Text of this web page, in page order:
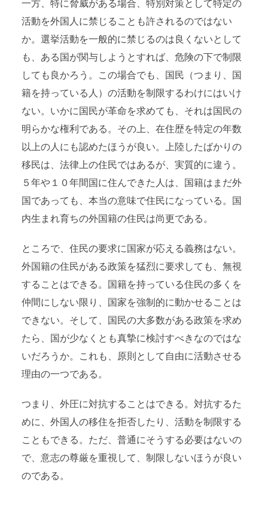
一方、特に脅威がある場合、特別対策として特定の
活動を外国人に禁じることも許されるのではない
か。選挙活動を一般的に禁じるのは良くないとして
も、ある国が関与しようとすれば、危険の下で制限
しても良かろう。この場合でも、国民（つまり、国
籍を持っている人）の活動を制限するわけにはいけ
ない。いかに国民が革命を求めても、それは国民の
明らかな権利である。その上、在住歴を特定の年数
以上の人にも認めたほうが良い。上陸したばかりの
移民は、法律上の住民ではあるが、実質的に違う。
５年や１０年間国に住んできた人は、国籍はまだ外
国であっても、本当の意味で住民になっている。国
内生まれ育ちの外国籍の住民は尚更である。
ところで、住民の要求に国家が応える義務はない。
外国籍の住民がある政策を猛烈に要求しても、無視
することはできる。国籍を持っている住民の多くを
仲間にしない限り、国家を強制的に動かせることは
できない。そして、国民の大多数がある政策を求め
たら、国が少なくとも真摯に検討すべきなのではな
いだろうか。これも、原則として自由に活動させる
理由の一つである。
つまり、外圧に対抗することはできる。対抗するた
めに、外国人の移住を拒否したり、活動を制限する
こともできる。ただ、普通にそうする必要はないの
で、意志の尊厳を重視して、制限しないほうが良い
のである。